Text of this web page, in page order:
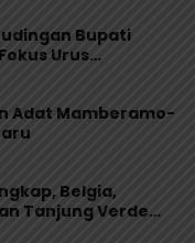
Bupati
Urus
Adat Mamberamo-
Belgia,
Tanjung Verde